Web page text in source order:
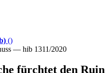
()
— hib 1311/2020
fürchtet den Ruin